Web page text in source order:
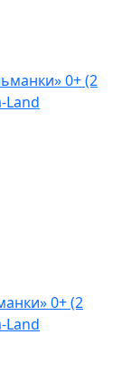
0+ (2
Land